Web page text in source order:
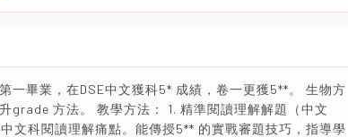
一畢業，在DSE中文獲科5* 成績，卷一更獲5**。 生物方
grade 方法。 教學方法： 1. 精準閱讀理解解題（中文
文科閱讀理解痛點。能傳授5** 的實戰審題技巧，指導學